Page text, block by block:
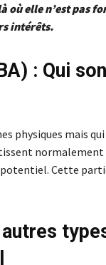
où elle n’est pas
intérêts.
: Qui
physiques mais
Cette